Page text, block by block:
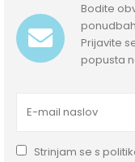
Bodite
Prijavite
popusta
Strinjam se s